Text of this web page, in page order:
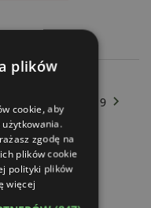
medal
Agritechnica 2019
plików
cookie, aby
zgodę na
plików cookie
polityki plików
więcej